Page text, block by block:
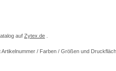
auf Zytex.de
/ Farben / Größen und